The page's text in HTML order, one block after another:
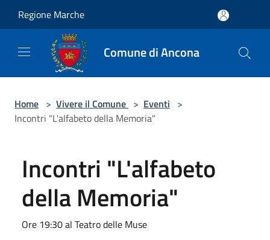
Regione Marche
Comune di Ancona
Home > Vivere il Comune > Eventi >
Incontri "L'alfabeto della Memoria"
Incontri "L'alfabeto
della Memoria"
Ore 19:30 al Teatro delle Muse